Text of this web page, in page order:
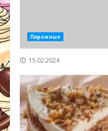
Пирожные
15.02.2024